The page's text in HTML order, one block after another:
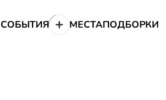
СОБЫТИЯ МЕСТАПОДБОРКИ